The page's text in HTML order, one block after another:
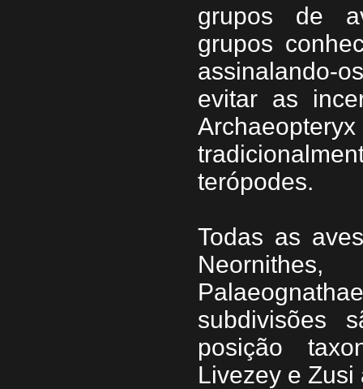
grupos de
grupos
assinalando-
evitar as
terópodes.
Todas as
subdivisões
posição
Livezey e